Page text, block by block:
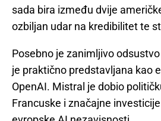
sada bira između dvije
ozbiljan udar na kredibilitet te
Posebno je zanimljivo
je praktično predstavljana kao
OpenAI. Mistral je dobio
Francuske i značajne